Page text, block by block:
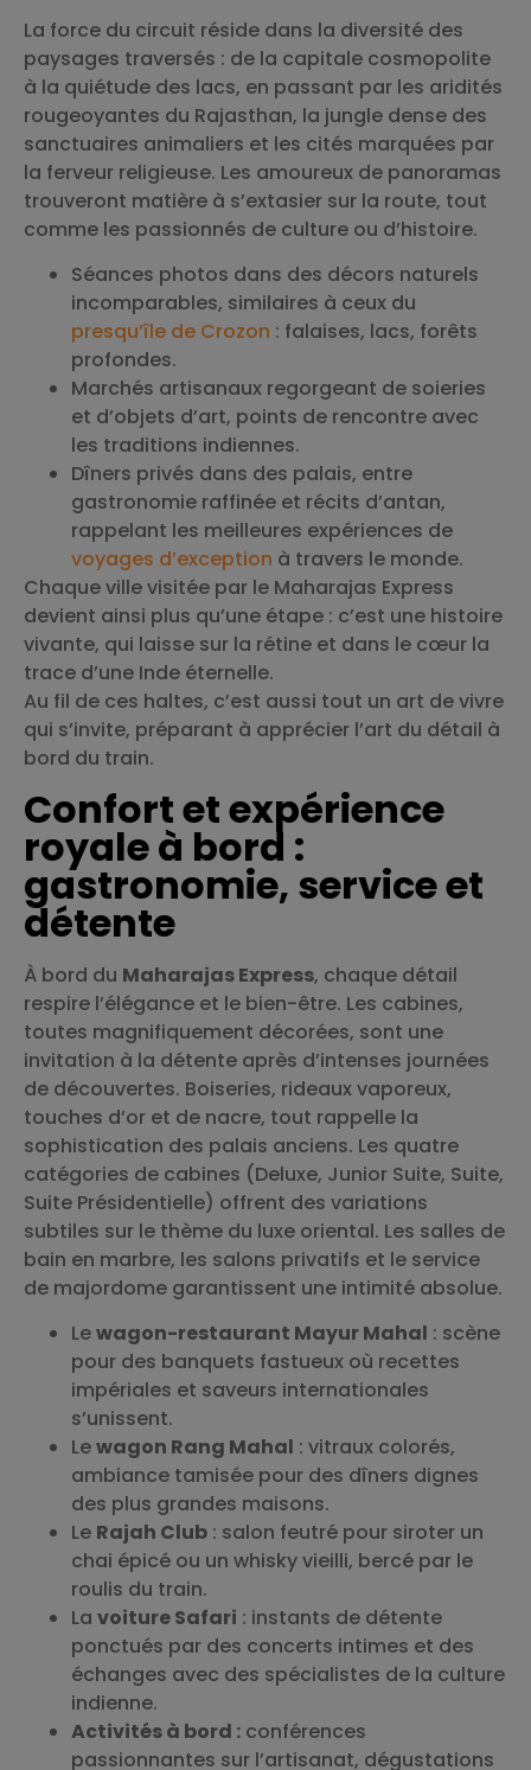
La force du circuit réside dans la diversité des
paysages traversés : de la capitale cosmopolite
à la quiétude des lacs, en passant par les aridités
rougeoyantes du Rajasthan, la jungle dense des
sanctuaires animaliers et les cités marquées par
la ferveur religieuse. Les amoureux de panoramas
trouveront matière à s’extasier sur la route, tout
comme les passionnés de culture ou d’histoire.
Séances photos dans des décors naturels
incomparables, similaires à ceux du
presqu’île de Crozon : falaises, lacs, forêts
profondes.
Marchés artisanaux regorgeant de soieries
et d’objets d’art, points de rencontre avec
les traditions indiennes.
Dîners privés dans des palais, entre
gastronomie raffinée et récits d’antan,
rappelant les meilleures expériences de
voyages d’exception à travers le monde.
Chaque ville visitée par le Maharajas Express
devient ainsi plus qu’une étape : c’est une histoire
vivante, qui laisse sur la rétine et dans le cœur la
trace d’une Inde éternelle.
Au fil de ces haltes, c’est aussi tout un art de vivre
qui s’invite, préparant à apprécier l’art du détail à
bord du train.
Confort et expérience
royale à bord :
gastronomie, service et
détente
À bord du Maharajas Express, chaque détail
respire l’élégance et le bien-être. Les cabines,
toutes magnifiquement décorées, sont une
invitation à la détente après d’intenses journées
de découvertes. Boiseries, rideaux vaporeux,
touches d’or et de nacre, tout rappelle la
sophistication des palais anciens. Les quatre
catégories de cabines (Deluxe, Junior Suite, Suite,
Suite Présidentielle) offrent des variations
subtiles sur le thème du luxe oriental. Les salles de
bain en marbre, les salons privatifs et le service
de majordome garantissent une intimité absolue.
Lewagon-restaurant Mayur Mahal : scène
pour des banquets fastueux où recettes
impériales et saveurs internationales
s’unissent.
Lewagon Rang Mahal : vitraux colorés,
ambiance tamisée pour des dîners dignes
des plus grandes maisons.
Le Rajah Club : salon feutré pour siroter un
chai épicé ou un whisky vieilli, bercé par le
roulis du train.
La voiture Safari : instants de détente
ponctués par des concerts intimes et des
échanges avec des spécialistes de la culture
indienne.
Activités à bord : conférences
passionnantes sur l’artisanat, dégustations